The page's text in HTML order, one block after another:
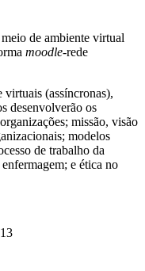
de ambiente virtual
moodle-rede
virtuais (assíncronas),
desenvolverão os
missão, visão
modelos
de trabalho da
e ética no